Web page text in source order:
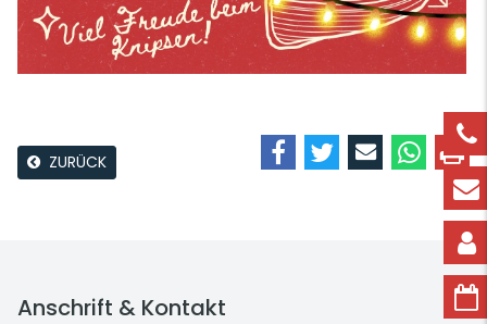
ZURÜCK
Anschrift & Kontakt